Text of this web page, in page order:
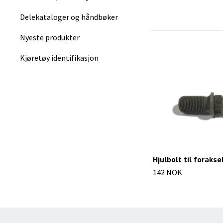
Delekataloger og håndbøker
Nyeste produkter
Kjøretøy identifikasjon
Hjulbolt til
142 NOK